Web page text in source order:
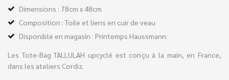
Dimensions : 78cm x 48cm
Composition : Toile et liens en cuir de veau
Disponible en magasin : Printemps Haussmann
Les Tote-Bag TALLULAH upcyclé est conçu à la main, en France,
dans les ateliers Cordiz.